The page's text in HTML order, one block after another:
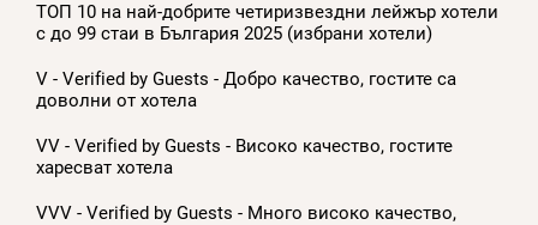
ТОП 10 на най-добрите четиризвездни лейжър хотели
с до 99 стаи в България 2025 (избрани хотели)
V - Verified by Guests - Добро качество, гостите са
доволни от хотела
VV - Verified by Guests - Високо качество, гостите
харесват хотела
VVV - Verified by Guests - Много високо качество,